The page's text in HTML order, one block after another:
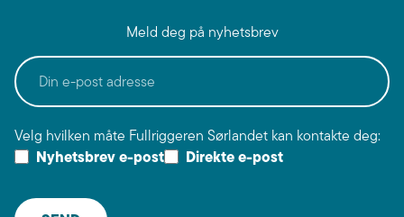
Meld deg på nyhetsbrev
Velg hvilken måte Fullriggeren Sørlandet kan kontakte deg:
Nyhetsbrev e-post Direkte e-post